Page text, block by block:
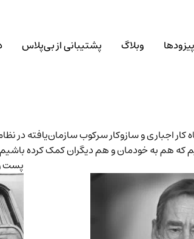
وبلاگ پشتیبانی از بی‌پلاس
که هم به خودمان و هم دیگران کمک کرده
پست